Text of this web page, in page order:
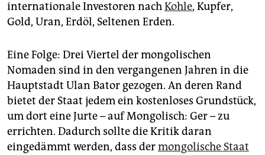
internationale Investoren nachKohle, Kupfer,
Gold, Uran, Erdöl, Seltenen Erden.
Eine Folge: Drei Viertel der mongolischen
Nomaden sind in den vergangenen Jahren in die
Hauptstadt Ulan Bator gezogen. An deren Rand
bietet der Staat jedem ein kostenloses Grundstück,
um dort eine Jurte – auf Mongolisch: Ger – zu
errichten. Dadurch sollte die Kritik daran
eingedämmt werden, dass dermongolische Staat